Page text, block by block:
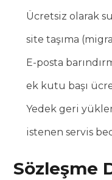
Ücretsiz olarak
site taşıma
E-posta
ek kutu başı
Yedek geri
istenen servis
Sözleşme